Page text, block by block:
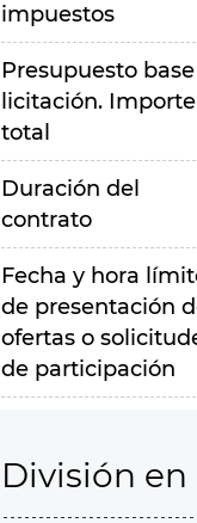
impuestos
Presupuesto base
licitación. Importe
total
Duración del
contrato
Fecha y hora
de presentación
ofertas o
de participación
División en